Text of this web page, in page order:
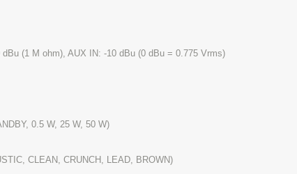
(1 M ohm), AUX IN: -10 dBu (0 dBu = 0.775 Vrms)
0.5 W, 25 W, 50 W)
CLEAN, CRUNCH, LEAD, BROWN)